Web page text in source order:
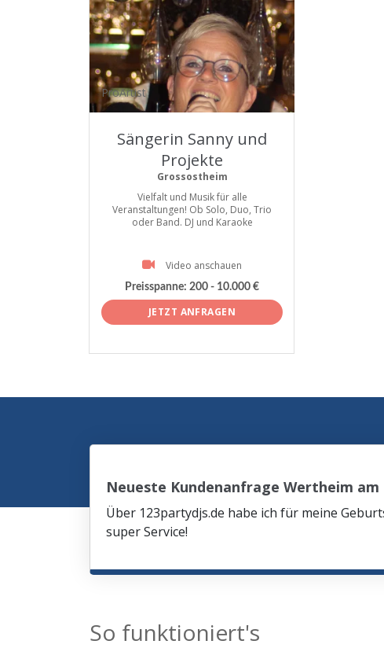
ProArtist
Sängerin Sanny und
Projekte
Grossostheim
Vielfalt und Musik für alle
Veranstaltungen! Ob Solo, Duo, Trio
oder Band. DJ und Karaoke
Video anschauen
Preisspanne: 200 - 10.000 €
JETZT ANFRAGEN
Neueste Kundenanfrage Wertheim am
Über 123partydjs.de habe ich für meine
super Service!
So funktioniert's